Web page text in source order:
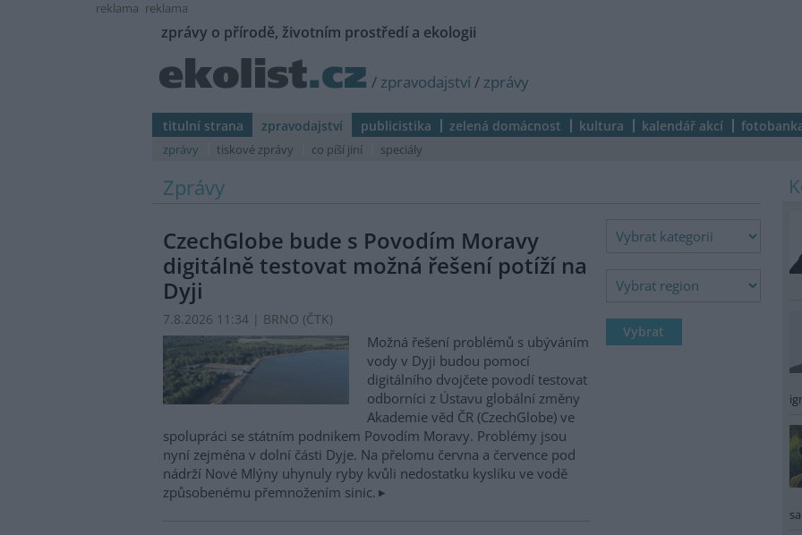
reklama reklama
zprávy o přírodě, životním prostředí a ekologii
/ zpravodajství/ zprávy
titulní strana zpravodajství publicistika zelená domácnost kultura kalendář akcí
zprávy tiskové zprávy co píší jiní speciály
Zprávy
CzechGlobe bude s Povodím Moravy
digitálně testovat možná řešení potíží na
Dyji
7.8.2026 11:34 | BRNO (ČTK)
Možná řešení problémů s ubýváním
vody v Dyji budou pomocí
digitálního dvojčete povodí testovat
odborníci z Ústavu globální změny
Akademie věd ČR (CzechGlobe) ve
spolupráci se státním podnikem Povodím Moravy. Problémy jsou
nyní zejména v dolní části Dyje. Na přelomu června a července pod
nádrží Nové Mlýny uhynuly ryby kvůli nedostatku kyslíku ve vodě
způsobenému přemnožením sinic.